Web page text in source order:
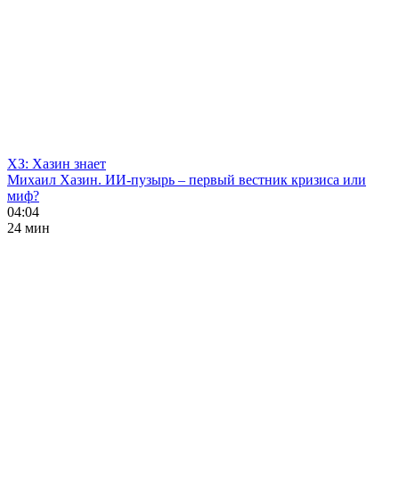
ХЗ: Хазин знает
Михаил Хазин. ИИ-пузырь – первый вестник кризиса или
миф?
04:04
24 мин